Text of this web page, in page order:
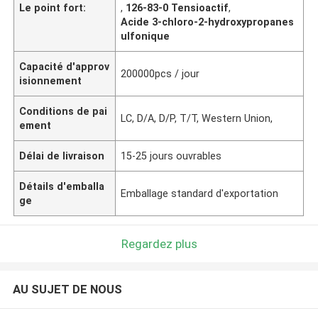
Le point fort:
, 126-83-0 Tensioactif,
Acide 3-chloro-2-hydroxypropanes
ulfonique
Capacité d'approv
isionnement
200000pcs / jour
Conditions de pai
ement
LC, D/A, D/P, T/T, Western Union,
Délai de livraison 15-25 jours ouvrables
Détails d'emballa
ge
Emballage standard d'exportation
Regardez plus
AU SUJET DE NOUS